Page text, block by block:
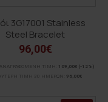
3G17001 Stainless
Steel Bracelet
96,00€
ΑΝΑΓΡΑΦΟΜΕΝΗ ΤΙΜΗ: 109,00€ (-12%)
ΤΙΜΗ 30 ΗΜΕΡΩΝ:
96,00€